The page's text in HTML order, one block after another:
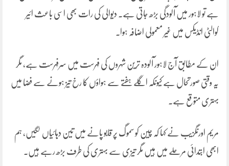
ہے تو لاہور میں آلودگی بڑھ جاتی ہے۔ دیوالی کی رات بھی اسی باعث ائیر
کوالٹی انڈیکس میں غیر معمولی اضافہ ہوا۔
ان کے مطابق آج لاہور آلودہ ترین شہروں کی فہرست میں سرفہرست ہے، مگر
یہ وقتی صورتحال ہے کیونکہ اگلے ہفتے سے ہواؤں کا رخ تیز ہونے سے فضا میں
بہتری متوقع ہے۔
مریم اورنگزیب نے کہا کہ چین کو سموگ پر قابو پانے میں تین دہائیاں لگیں، ہم
ابھی ابتدائی مرحلے میں ہیں مگر تیزی سے بہتری کی طرف بڑھ رہے ہیں۔